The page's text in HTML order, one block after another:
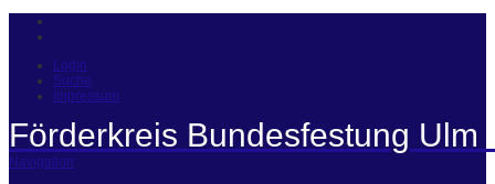
Login
Suche
Impressum
Förderkreis Bundesfestung Ulm
Navigation